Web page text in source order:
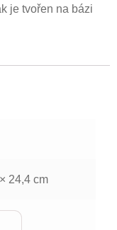
je tvořen na bázi
24,4 cm